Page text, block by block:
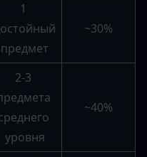
1
предмет
~30%
2-3
уровня
~40%